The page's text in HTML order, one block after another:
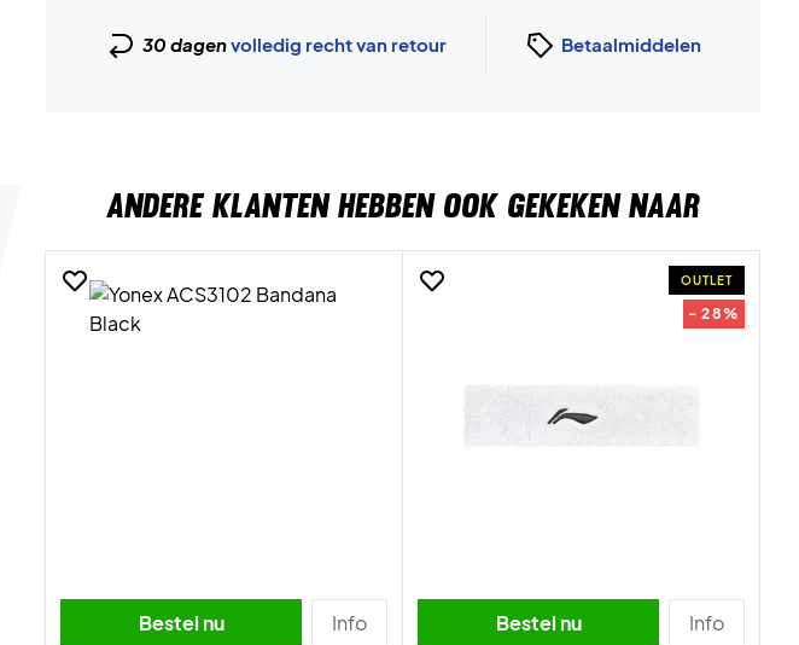
30 dagenvolledig recht van retour Betaalmiddelen
ANDERE KLANTEN HEBBEN OOK GEKEKEN NAAR
Bestel nu Info
OUTLET
- 28%
Bestel nu Info